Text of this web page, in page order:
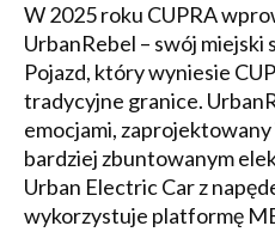
W 2025 roku CUPRA
UrbanRebel – swój
Pojazd, który wyniesie
tradycyjne granice.
emocjami,
bardziej zbuntowanym
Urban Electric Car z
wykorzystuje platformę